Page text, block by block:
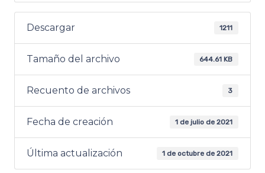
Descargar 1211
Tamaño del archivo 644.61 KB
Recuento de archivos 3
Fecha de creación 1 de julio de 2021
Última actualización 1 de octubre de 2021